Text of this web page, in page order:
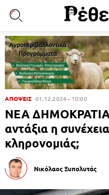
ΑΠΟΨΕΙΣ 01.12.2024 10:00
ΝΕΑ
αντάξια η
κληρονομιάς;
Νικόλαος Ξυπολυτάς